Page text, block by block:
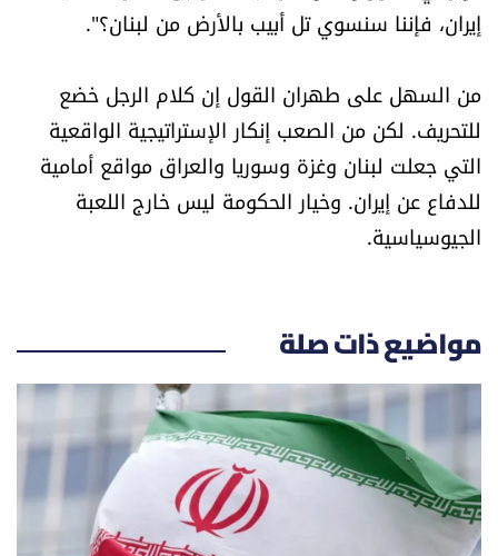
إيران، فإننا سنسوي تل أبيب بالأرض من لبنان؟".
من السهل على طهران القول إن كلام الرجل خضع
للتحريف. لكن من الصعب إنكار الإستراتيجية الواقعية
التي جعلت لبنان وغزة وسوريا والعراق مواقع أمامية
للدفاع عن إيران. وخيار الحكومة ليس خارج اللعبة
الجيوسياسية.
مواضيع ذات صلة